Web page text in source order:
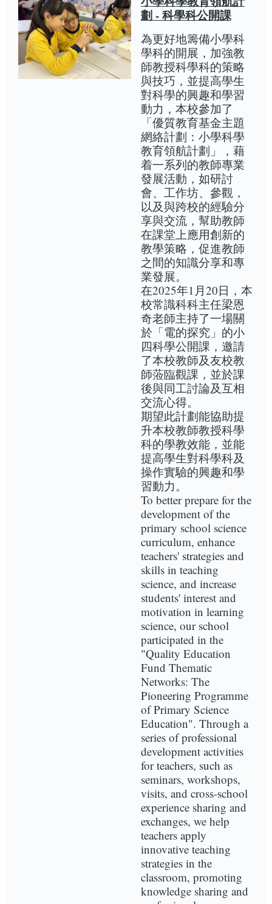
劃 - 科學科公開課
為更好地籌備小學科
學科的開展，加強教
師教授科學科的策略
與技巧，並提高學生
對科學的興趣和學習
動力，本校參加了
「優質教育基金主題
網絡計劃：小學科學
教育領航計劃」，藉
着一系列的教師專業
發展活動，如研討
會、工作坊、參觀，
以及與跨校的經驗分
享與交流，幫助教師
在課堂上應用創新的
教學策略，促進教師
之間的知識分享和專
業發展。
在2025年1月20日，本
校常識科科主任梁恩
奇老師主持了一場關
於「電的探究」的小
四科學公開課，邀請
了本校教師及友校教
師蒞臨觀課，並於課
後與同工討論及互相
交流心得。
期望此計劃能協助提
升本校教師教授科學
科的學教效能，並能
提高學生對科學科及
操作實驗的興趣和學
習動力。
To better prepare for the
development of the
primary school science
curriculum, enhance
teachers' strategies and
skills in teaching
science, and increase
students' interest and
motivation in learning
science, our school
participated in the
"Quality Education
Fund Thematic
Networks: The
Pioneering Programme
of Primary Science
Education". Through a
series of professional
development activities
for teachers, such as
seminars, workshops,
visits, and cross-school
experience sharing and
exchanges, we help
teachers apply
innovative teaching
strategies in the
classroom, promoting
knowledge sharing and